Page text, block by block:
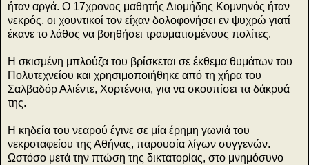
ήταν αργά. Ο 17χρονος μαθητής Διομήδης Κομνηνός ήταν
νεκρός, οι χουντικοί τον είχαν δολοφονήσει εν ψυχρώ γιατί
έκανε το λάθος να βοηθήσει τραυματισμένους πολίτες.
Η σκισμένη μπλούζα του βρίσκεται σε έκθεμα θυμάτων του
Πολυτεχνείου και χρησιμοποιήθηκε από τη χήρα του
Σαλβαδόρ Αλιέντε, Χορτένσια, για να σκουπίσει τα δάκρυά
της.
Η κηδεία του νεαρού έγινε σε μία έρημη γωνιά του
νεκροταφείου της Αθήνας, παρουσία λίγων συγγενών.
Ωστόσο μετά την πτώση της δικτατορίας, στο μνημόσυνο